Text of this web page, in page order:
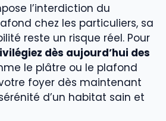
l’interdiction du
chez les particuliers, sa
reste un risque réel. Pour
dès aujourd’hui des
le plâtre ou le plafond
foyer dès maintenant
d’un habitat sain et